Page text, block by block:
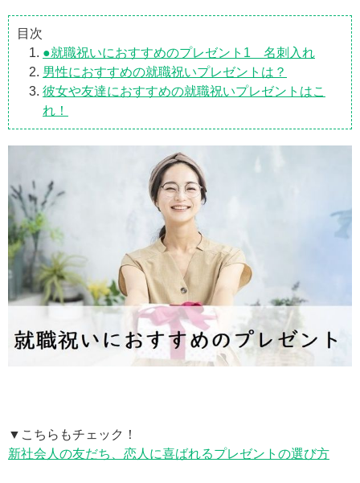
目次
●就職祝いにおすすめのプレゼント1 名刺入れ
男性におすすめの就職祝いプレゼントは？
彼女や友達におすすめの就職祝いプレゼントはこ
れ！
▼こちらもチェック！
新社会人の友だち、恋人に喜ばれるプレゼントの選び方